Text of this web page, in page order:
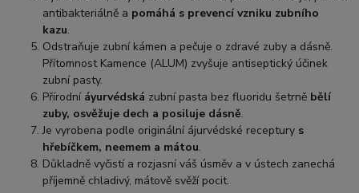
antibakteriálně a pomáhá s prevencí vzniku zubního
kazu.
Odstraňuje zubní kámen a pečuje o zdravé zuby a dásně.
Přítomnost Kamence (ALUM) zvyšuje antiseptický účinek
zubní pasty.
Přírodní áyurvédská zubní pasta bez fluoridu šetrně bělí
zuby, osvěžuje dech a posiluje dásně.
Je vyrobena podle originální ájurvédské receptury s
hřebíčkem, neemem a mátou.
Důkladně vyčistí a rozjasní váš úsměv a v ústech zanechá
příjemně chladivý, mátově svěží pocit.